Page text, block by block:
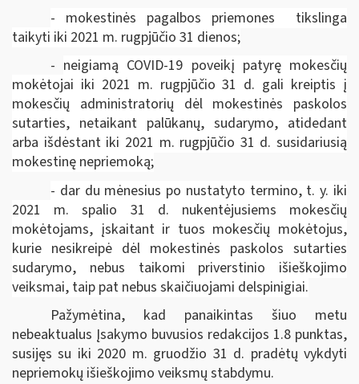
- mokestinės pagalbos priemones tikslinga
taikyti iki 2021 m. rugpjūčio 31 dienos;
- neigiamą COVID-19 poveikį patyrę mokesčių
mokėtojai iki 2021 m. rugpjūčio 31 d. gali kreiptis į
mokesčių administratorių dėl mokestinės paskolos
sutarties, netaikant palūkanų, sudarymo, atidedant
arba išdėstant iki 2021 m. rugpjūčio 31 d. susidariusią
mokestinę nepriemoką;
- dar du mėnesius po nustatyto termino, t. y. iki
2021 m. spalio 31 d. nukentėjusiems mokesčių
mokėtojams, įskaitant ir tuos mokesčių mokėtojus,
kurie nesikreipė dėl mokestinės paskolos sutarties
sudarymo, nebus taikomi priverstinio išieškojimo
veiksmai, taip pat nebus skaičiuojami delspinigiai.
Pažymėtina, kad panaikintas šiuo metu
nebeaktualus Įsakymo buvusios redakcijos 1.8 punktas,
susijęs su iki 2020 m. gruodžio 31 d. pradėtų vykdyti
nepriemokų išieškojimo veiksmų stabdymu.